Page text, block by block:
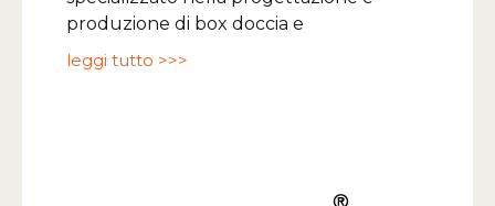
produzione di box doccia e
leggi tutto >>>